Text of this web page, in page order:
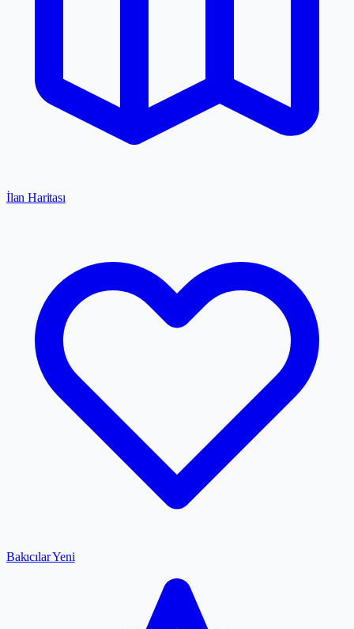
İlan Haritası
BakıcılarYeni